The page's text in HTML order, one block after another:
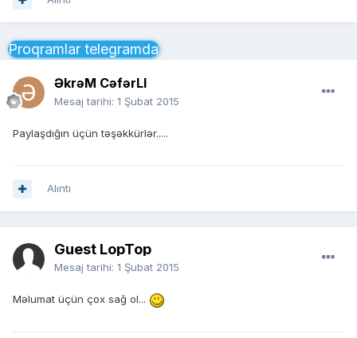
Proqramlar telegramda
ƏkrəM CəfərLI
Mesaj tarihi: 1 Şubat 2015
Paylaşdığın üçün təşəkkürlər.....
Alıntı
Guest LopTop
Mesaj tarihi: 1 Şubat 2015
Məlumat üçün çox sağ ol...